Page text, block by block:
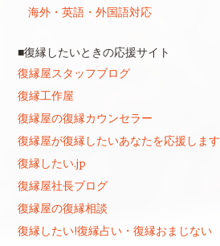
海外・英語・外国語対応
■復縁したいときの応援サイト
復縁屋スタッフブログ
復縁工作屋
復縁屋の復縁カウンセラー
復縁屋が復縁したいあなたを応援します
復縁したい.jp
復縁屋社長ブログ
復縁屋の復縁相談
復縁したい!復縁占い・復縁おまじない